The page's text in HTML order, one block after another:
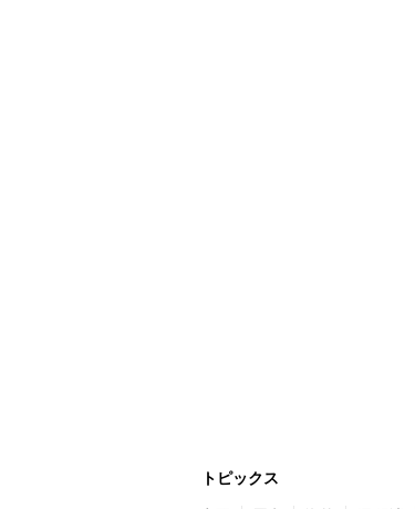
トピックス